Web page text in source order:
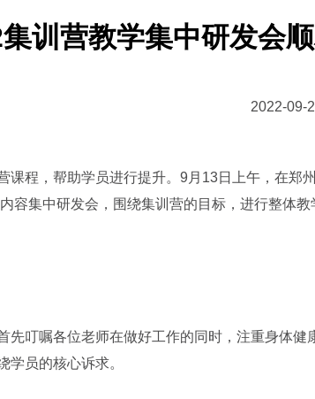
训营教学集中研发会
2022-09-
程，帮助学员进行提升。9月13日上午，在郑
容集中研发会，围绕集训营的目标，进行整体教
叮嘱各位老师在做好工作的同时，注重身体健
员的核心诉求。